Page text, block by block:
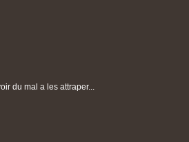
du mal a les attraper...